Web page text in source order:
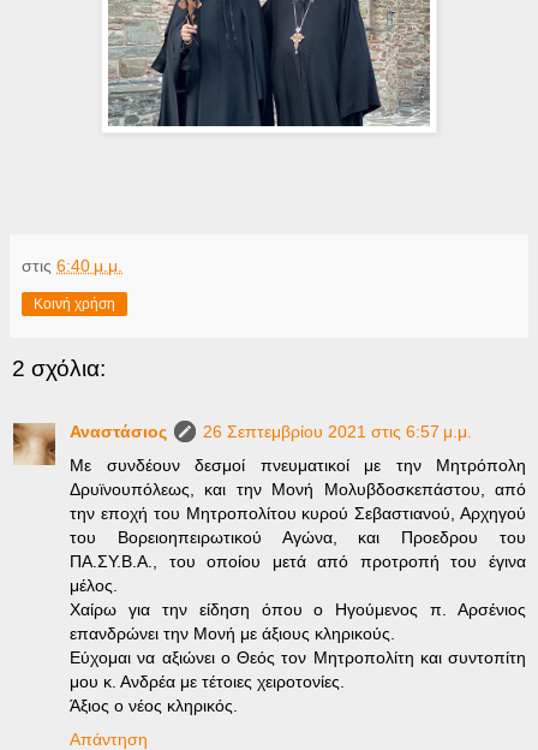
στις 6:40 μ.μ.
Κοινή χρήση
2 σχόλια:
Αναστάσιος
26 Σεπτεμβρίου 2021 στις 6:57 μ.μ.
Με συνδέουν δεσμοί πνευματικοί με την Μητρόπολη
Δρυϊνουπόλεως, και την Μονή Μολυβδοσκεπάστου, από
την εποχή του Μητροπολίτου κυρού Σεβαστιανού, Αρχηγού
του Βορειοηπειρωτικού Αγώνα, και Προεδρου του
ΠΑ.ΣΥ.Β.Α., του οποίου μετά από προτροπή του έγινα
μέλος.
Χαίρω για την είδηση όπου ο Ηγούμενος π. Αρσένιος
επανδρώνει την Μονή με άξιους κληρικούς.
Εύχομαι να αξιώνει ο Θεός τον Μητροπολίτη και συντοπίτη
μου κ. Ανδρέα με τέτοιες χειροτονίες.
Άξιος ο νέος κληρικός.
Απάντηση